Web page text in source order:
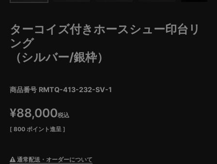
ターコイズ付きホースシュー印台リ
ング
（シルバー/銀枠）
商品番号 RMTQ-413-232-SV-1
¥88,000税込
[ 800 ポイント進呈 ]
通常配送・オーダーについて